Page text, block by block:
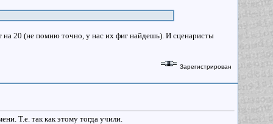
на 20 (не помню точно, у нас их фиг найдешь). И сценаристы
Зарегистрирован
Т.е. так как этому тогда учили.